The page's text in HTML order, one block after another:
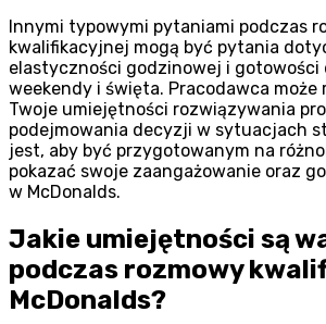
Innymi typowymi pytaniami podczas
kwalifikacyjnej mogą być pytania
elastyczności godzinowej i gotowości
weekendy i święta. Pracodawca może
Twoje umiejętności rozwiązywania
podejmowania decyzji w sytuacjach
jest, aby być przygotowanym na
pokazać swoje zaangażowanie oraz
w McDonalds.
Jakie umiejętności są
podczas rozmowy
McDonalds?